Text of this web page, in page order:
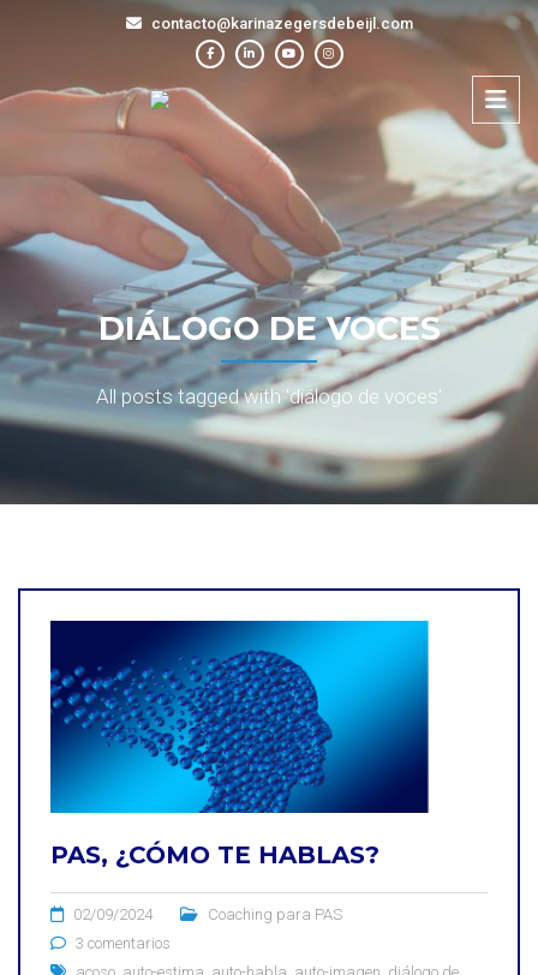
contacto@karinazegersdebeijl.com
DIÁLOGO DE VOCES
All posts tagged with 'diálogo de voces'
PAS, ¿CÓMO TE HABLAS?
02/09/2024
Coaching para PAS
3 comentarios